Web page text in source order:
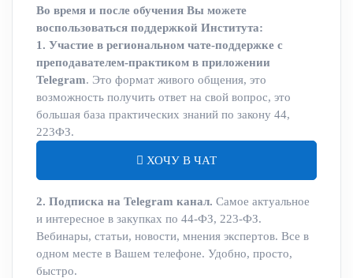
Во время и после обучения Вы можете
воспользоваться поддержкой Института:
1. Участие в региональном чате-поддержке с
преподавателем-практиком в приложении
Telegram. Это формат живого общения, это
возможность получить ответ на свой вопрос, это
большая база практических знаний по закону 44,
223ФЗ.
ХОЧУ В ЧАТ
2. Подписка на Telegram канал. Самое актуальное
и интересное в закупках по 44-ФЗ, 223-ФЗ.
Вебинары, статьи, новости, мнения экспертов. Все в
одном месте в Вашем телефоне. Удобно, просто,
быстро.